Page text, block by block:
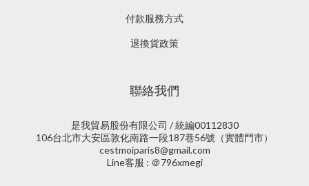
付款服務方式
退換貨政策
聯絡我們
是我貿易股份有限公司 / 統編00112830
106台北市大安區敦化南路一段187巷56號（實體門市）
cestmoiparis8@gmail.com
Line客服 : ＠796xmegi